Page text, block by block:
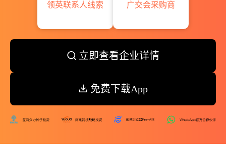
领英联系人线索
广交会采购商
立即查看企业详情
免费下载App